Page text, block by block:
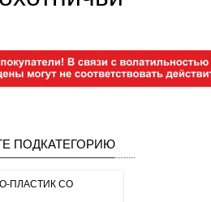
ПОДКАТЕГОРИЮ
ПЛАСТИК СО